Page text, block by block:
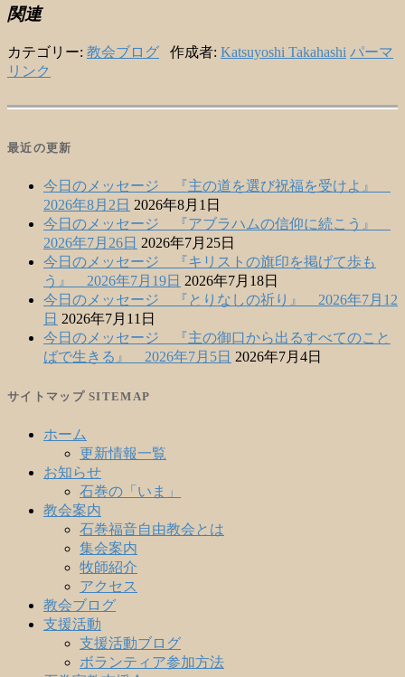
関連
カテゴリー: 教会ブログ 作成者: Katsuyoshi Takahashi パーマ
リンク
最近の更新
今日のメッセージ 『主の道を選び祝福を受けよ』
2026年8月2日 2026年8月1日
今日のメッセージ 『アブラハムの信仰に続こう』
2026年7月26日 2026年7月25日
今日のメッセージ 『キリストの旗印を掲げて歩も
う』 2026年7月19日 2026年7月18日
今日のメッセージ 『とりなしの祈り』 2026年7月12
日 2026年7月11日
今日のメッセージ 『主の御口から出るすべてのこと
ばで生きる』 2026年7月5日 2026年7月4日
サイトマップ SITEMAP
ホーム
更新情報一覧
お知らせ
石巻の「いま」
教会案内
石巻福音自由教会とは
集会案内
牧師紹介
アクセス
教会ブログ
支援活動
支援活動ブログ
ボランティア参加方法